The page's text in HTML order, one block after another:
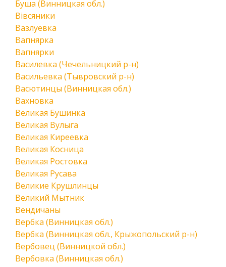
Буша (Винницкая обл.)
Вівсяники
Вазлуевка
Вапнярка
Вапнярки
Василевка (Чечельницкий р-н)
Васильевка (Тывровский р-н)
Васютинцы (Винницкая обл.)
Вахновка
Великая Бушинка
Великая Вулыга
Великая Киреевка
Великая Косница
Великая Ростовка
Великая Русава
Великие Крушлинцы
Великий Мытник
Вендичаны
Вербка (Винницкая обл.)
Вербка (Винницкая обл., Крыжопольский р-н)
Вербовец (Винницкой обл.)
Вербовка (Винницкая обл.)